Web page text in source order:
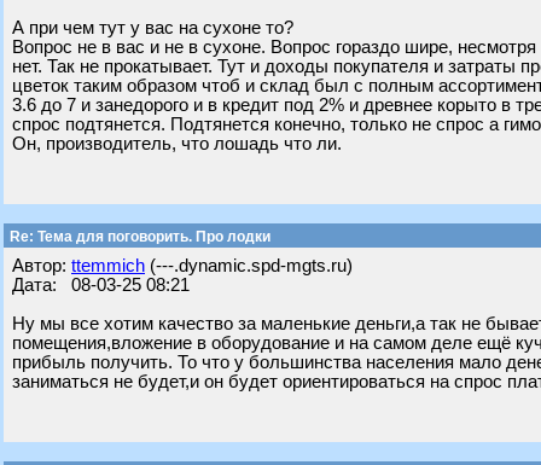
А при чем тут у вас на сухоне то?
Вопрос не в вас и не в сухоне. Вопрос гораздо шире,
нет. Так не прокатывает. Тут и доходы покупателя и затраты
цветок таким образом чтоб и склад был с полным
3.6 до 7 и занедорого и в кредит под 2% и древнее корыто в
спрос подтянется. Подтянется конечно, только не спрос а
Он, производитель, что лошадь что ли.
Re: Тема для поговорить. Про лодки
Автор: ttemmich (---.dynamic.spd-mgts.ru)
Дата: 08-03-25 08:21
Ну мы все хотим качество за маленькие деньги,а так не
помещения,вложение в оборудование и на самом деле ещё
прибыль получить. То что у большинства населения мало
заниматься не будет,и он будет ориентироваться на спрос